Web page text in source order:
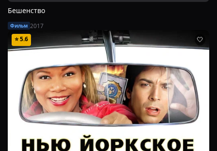
Бешенство
Фильм 2017
⭐5.6 🤍